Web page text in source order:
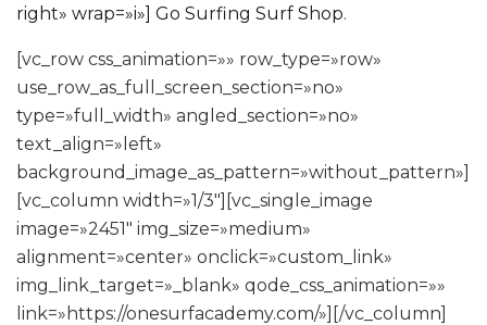
right» wrap=»i»] Go Surfing Surf Shop.
[vc_row css_animation=»» row_type=»row»
use_row_as_full_screen_section=»no»
type=»full_width» angled_section=»no»
text_align=»left»
background_image_as_pattern=»without_pattern»]
[vc_column width=»1/3″][vc_single_image
image=»2451″ img_size=»medium»
alignment=»center» onclick=»custom_link»
img_link_target=»_blank» qode_css_animation=»»
link=»https://onesurfacademy.com/»][/vc_column]